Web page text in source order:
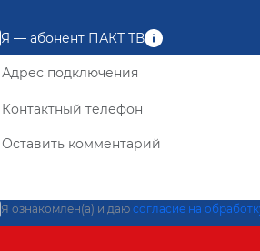
Я — абонент ПАКТ ТВ
Я ознакомлен(а) и даю согласие на